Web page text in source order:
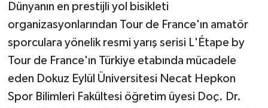
Dünyanın en prestijli yol bisikleti
organizasyonlarından Tour de France'ın amatör
sporculara yönelik resmi yarış serisi L'Étape by
Tour de France'ın Türkiye etabında mücadele
eden Dokuz Eylül Üniversitesi Necat Hepkon
Spor Bilimleri Fakültesi öğretim üyesi Doç. Dr.